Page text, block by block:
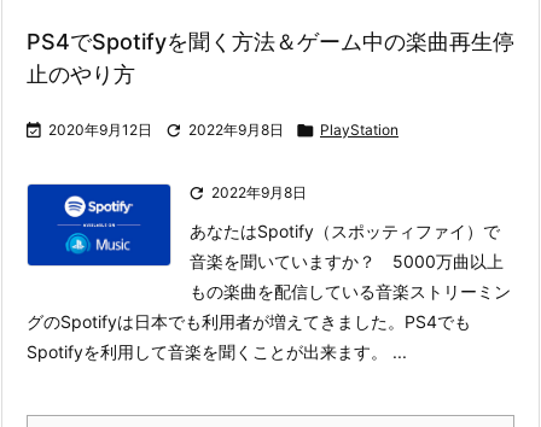
PS4でSpotifyを聞く方法＆ゲーム中の楽曲再生停
止のやり方
 2020年9月12日  2022年9月8日  PlayStation
 2022年9月8日
あなたはSpotify（スポッティファイ）で
音楽を聞いていますか？ 5000万曲以上
もの楽曲を配信している音楽ストリーミン
グのSpotifyは日本でも利用者が増えてきました。PS4でも
Spotifyを利用して音楽を聞くことが出来ます。 ...